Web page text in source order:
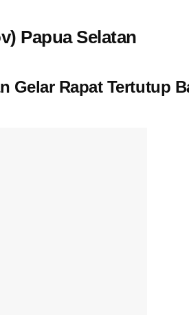
Papua Selatan
Gelar Rapat Tertutup